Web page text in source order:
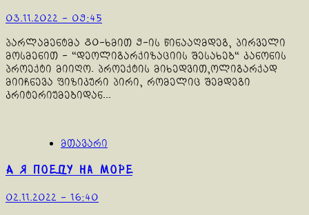
03.11.2022 - 09:45
პარლამენტმა 80-ხმით 9-ის წინააღმდეგ, პირველი
მოსმენით - “დეოლიგარქიზაციის შესახებ“ კანონის
პროექტი მიიღო. პროექტის მიხედვით,ოლიგარქად
მიიჩნევა ფიზიკური პირი, რომელიც შემდეგი
კრიტერიუმებიდან...
მთავარი
А я поеду на море
02.11.2022 - 16:40